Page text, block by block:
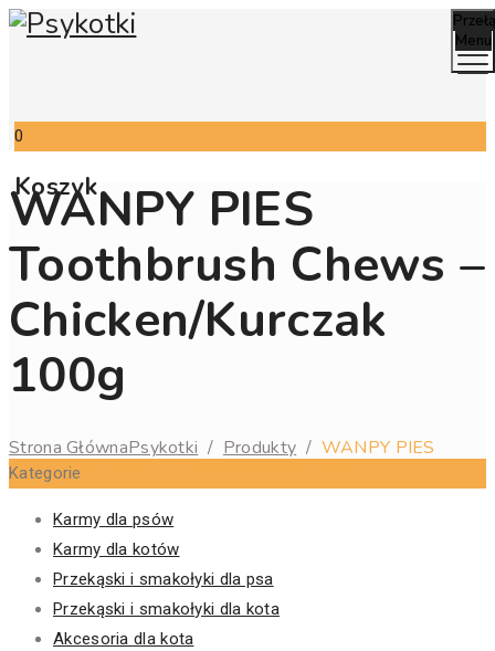
Menu
0
Koszyk
WANPY PIES
Toothbrush Chews –
Chicken/kurczak
100g
Strona GłównaPsykotki / Produkty / WANPY PIES
Toothbrush Chews – Chicken/kurczak 100g
Kategorie
Karmy dla psów
Karmy dla kotów
Przekąski i smakołyki dla psa
Przekąski i smakołyki dla kota
Akcesoria dla kota